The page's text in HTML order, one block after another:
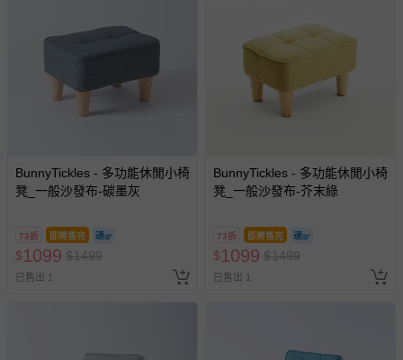
BunnyTickles - 多功能休閒小椅
凳_一般沙發布-碳墨灰
73折 即將售完
$1099 $1499
已售出 1
BunnyTickles - 多功能休閒小椅
凳_一般沙發布-芥末綠
73折 即將售完
$1099 $1499
已售出 1